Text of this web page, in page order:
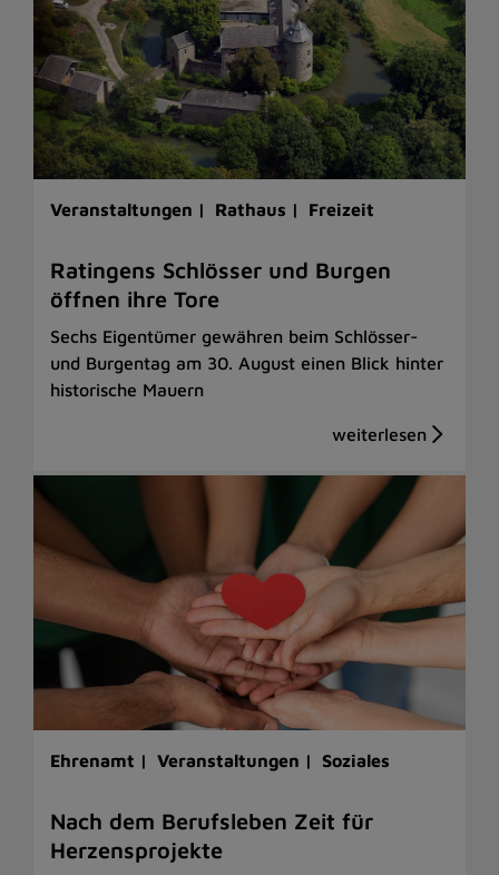
Veranstaltungen | Rathaus | Freizeit
Ratingens Schlösser und Burgen
öffnen ihre Tore
Sechs Eigentümer gewähren beim Schlösser-
und Burgentag am 30. August einen Blick hinter
historische Mauern
Ehrenamt | Veranstaltungen | Soziales
Nach dem Berufsleben Zeit für
Herzensprojekte